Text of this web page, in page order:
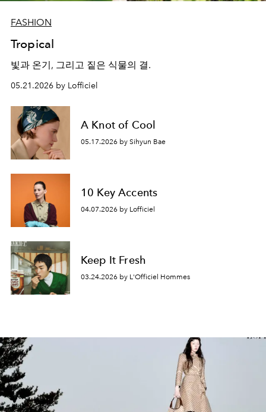
FASHION
Tropical
빛과 온기, 그리고 짙은 식물의 결.
05.21.2026 by Lofficiel
A Knot of Cool
05.17.2026 by Sihyun Bae
10 Key Accents
04.07.2026 by Lofficiel
Keep It Fresh
03.24.2026 by L'Officiel Hommes